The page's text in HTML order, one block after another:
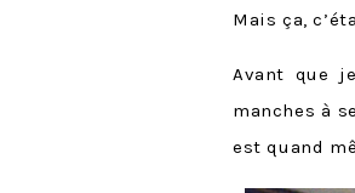
Mais ça,
Avant que
manches à
est quand